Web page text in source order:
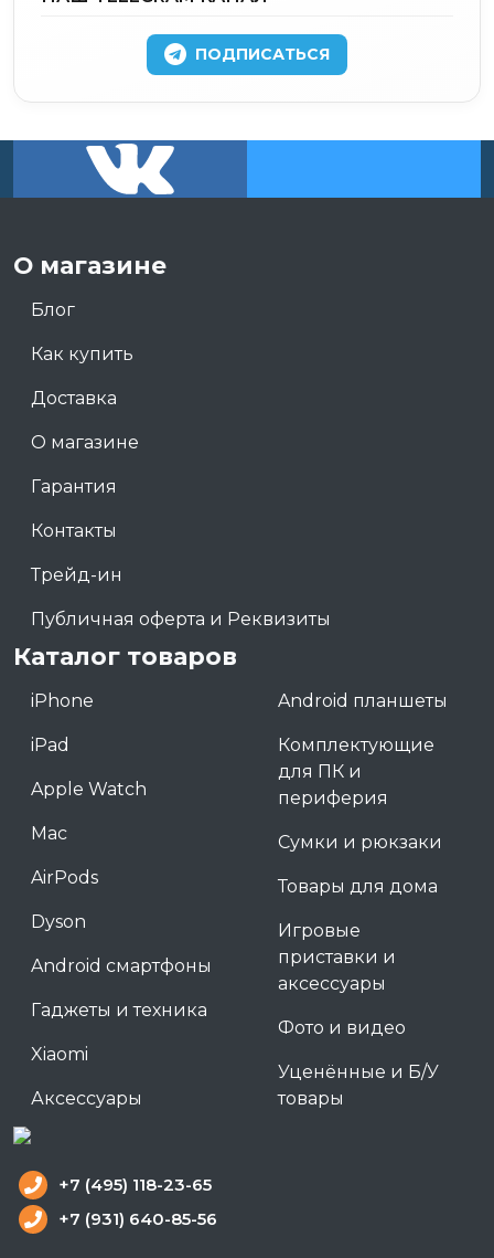
ПОДПИСАТЬСЯ
О магазине
Блог
Как купить
Доставка
О магазине
Гарантия
Контакты
Трейд-ин
Публичная оферта и Реквизиты
Каталог товаров
iPhone
iPad
Apple Watch
Mac
AirPods
Dyson
Android смартфоны
Гаджеты и техника
Xiaomi
Аксессуары
Android планшеты
Комплектующие
для ПК и
периферия
Сумки и рюкзаки
Товары для дома
Игровые
приставки и
аксессуары
Фото и видео
Уценённые и Б/У
товары
+7 (495) 118-23-65
+7 (931) 640-85-56